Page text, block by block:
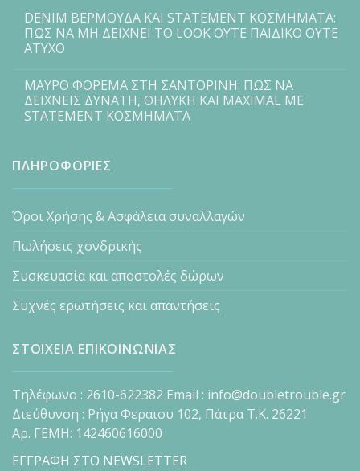
DENIM ΒΕΡΜΟΥΔΑ ΚΑΙ STATEMENT ΚΟΣΜΗΜΑΤΑ:
ΠΩΣ ΝΑ ΜΗ ΔΕΙΧΝΕΙ ΤΟ LOOK ΟΥΤΕ ΠΑΙΔΙΚΟ ΟΥΤΕ
ΑΤΥΧΟ
ΜΑΥΡΟ ΦΟΡΕΜΑ ΣΤΗ ΣΑΝΤΟΡΙΝΗ: ΠΩΣ ΝΑ
ΔΕΙΧΝΕΙΣ ΔΥΝΑΤΗ, ΘΗΛΥΚΗ ΚΑΙ MAXIMAL ΜΕ
STATEMENT ΚΟΣΜΗΜΑΤΑ
ΠΛΗΡΟΦΟΡΙΕΣ
Όροι Χρήσης & Ασφάλεια συναλλαγών
Πωλήσεις χονδρικής
Συσκευασία και αποστολές δώρων
Συχνές ερωτήσεις και απαντήσεις
ΣΤΟΙΧΕΙΑ ΕΠΙΚΟΙΝΩΝΙΑΣ
Τηλέφωνο : 2610-622382 Email : info@doubletrouble.gr
Διεύθυνση : Ρήγα Φεραιου 102, Πάτρα Τ.Κ. 26221
Αρ. ΓΕΜΗ: 142460616000
ΕΓΓΡΑΦΗ ΣΤΟ NEWSLETTER